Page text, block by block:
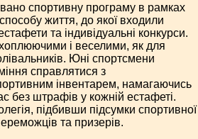
спортивну програму в рамках
життя, до якої входили
та індивідуальні конкурси.
і веселими, як для
Юні спортсмени
справлятися з
інвентарем, намагаючись
без штрафів у кожній естафеті.
підбивши підсумки спортивної
та призерів.